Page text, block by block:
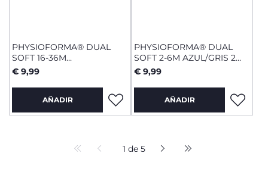
PHYSIOFORMA® DUAL
SOFT 16-36M
ROSA/MAGENTA 2
UNIDADES
€ 9,99
AÑADIR
PHYSIOFORMA® DUAL
SOFT 2-6M AZUL/GRIS 2
UNIDADES
€ 9,99
AÑADIR
1 de 5